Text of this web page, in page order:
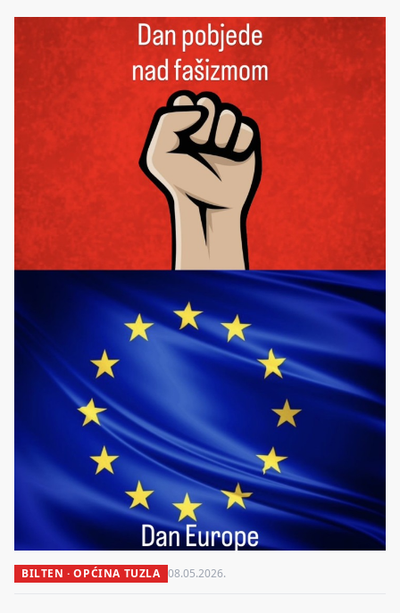
BILTEN · OPĆINA TUZLA 08.05.2026.